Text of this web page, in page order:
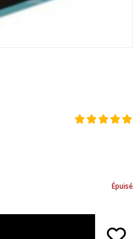
Épuisé